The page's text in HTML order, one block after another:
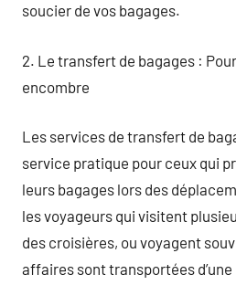
soucier de vos bagages.
2. Le transfert de bagages :
encombre
Les services de transfert de
service pratique pour ceux qui
leurs bagages lors des
les voyageurs qui visitent
des croisières, ou voyagent
affaires sont transportées d’une